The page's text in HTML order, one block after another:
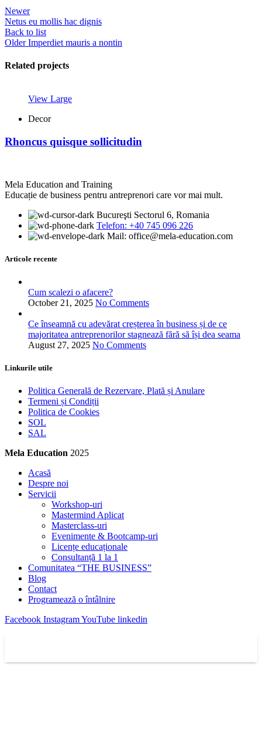
Newer
Netus eu mollis hac dignis
Back to list
Older Imperdiet mauris a nontin
Related projects
View Large
Decor
Rhoncus quisque sollicitudin
Mela Education and Training
Educație de business pentru antreprenori care vor mai mult.
Bucureşti Sectorul 6, Romania
Telefon: +40 745 096 226‬
Mail: office@mela-education.com
Articole recente
Cum scalezi o afacere?
October 21, 2025 No Comments
Ce înseamnă cu adevărat creșterea în business și de ce
majoritatea antreprenorilor stagnează fără să își dea seama
August 27, 2025 No Comments
Linkurile utile
Politica Generală de Rezervare, Plată și Anulare
Termeni și Condiții
Politica de Cookies
SOL
SAL
Mela Education 2025
Acasă
Despre noi
Servicii
Workshop-uri
Mastermind Aplicat
Masterclass-uri
Evenimente & Bootcamp-uri
Licențe educaționale
Consultanță 1 la 1
Comunitatea “THE BUSINESS”
Blog
Contact
Programează o întâlnire
Facebook InstagramYouTube linkedin